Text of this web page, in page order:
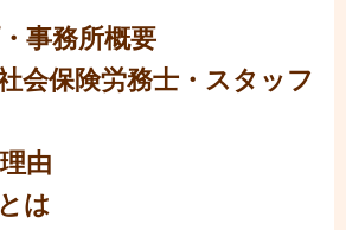
事務所概要
会保険労務士・スタッフ
由
は